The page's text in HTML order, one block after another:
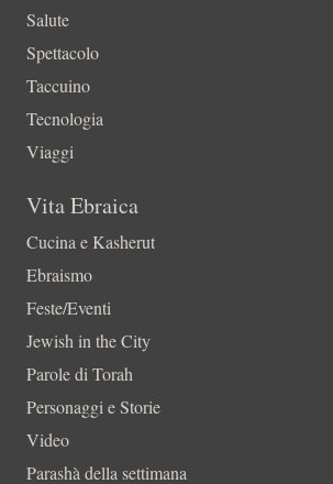
Salute
Spettacolo
Taccuino
Tecnologia
Viaggi
Vita Ebraica
Cucina e Kasherut
Ebraismo
Feste/Eventi
Jewish in the City
Parole di Torah
Personaggi e Storie
Video
Parashà della settimana